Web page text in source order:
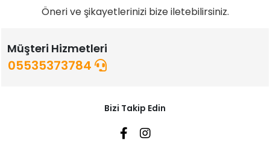
Öneri ve şikayetlerinizi bize iletebilirsiniz.
Müşteri Hizmetleri
05535373784
Bizi Takip Edin